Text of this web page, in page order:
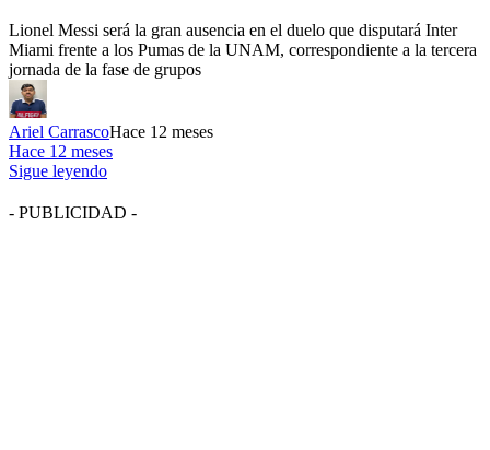
Lionel Messi será la gran ausencia en el duelo que disputará Inter
Miami frente a los Pumas de la UNAM, correspondiente a la tercera
jornada de la fase de grupos
Ariel CarrascoHace 12 meses
Hace 12 meses
Sigue leyendo
- PUBLICIDAD -